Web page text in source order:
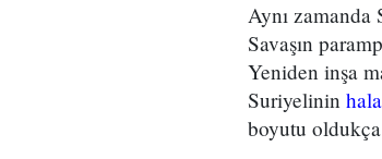
Aynı zamanda
Savaşın
Yeniden inşa
Suriyelinin
boyutu